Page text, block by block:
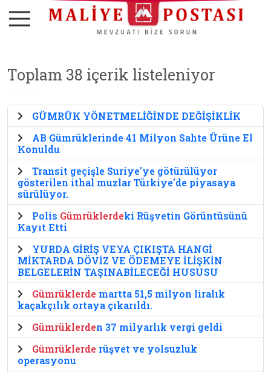
Toplam 38 içerik listeleniyor
GÜMRÜK YÖNETMELİĞİNDE DEĞİŞİKLİK
AB Gümrüklerinde 41 Milyon Sahte Ürüne El
Konuldu
Transit geçişle Suriye'ye götürülüyor
gösterilen ithal muzlar Türkiye'de piyasaya
sürülüyor.
Polis Gümrüklerdeki Rüşvetin Görüntüsünü
Kayıt Etti
YURDA GİRİŞ VEYA ÇIKIŞTA HANGİ
MİKTARDA DÖVİZ VE ÖDEMEYE İLİŞKİN
BELGELERİN TAŞINABİLECEĞİ HUSUSU
Gümrüklerde martta 51,5 milyon liralık
kaçakçılık ortaya çıkarıldı.
Gümrüklerden 37 milyarlık vergi geldi
Gümrüklerde rüşvet ve yolsuzluk
operasyonu